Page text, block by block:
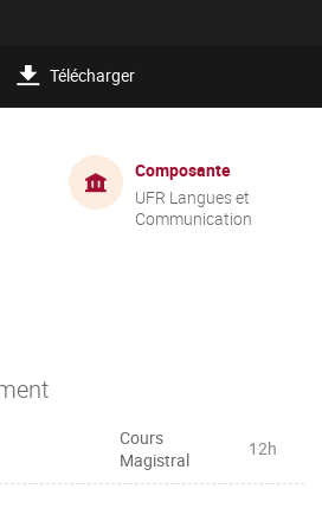
Télécharger
Composante
UFR Langues et
Communication
Cours
Magistral
12h